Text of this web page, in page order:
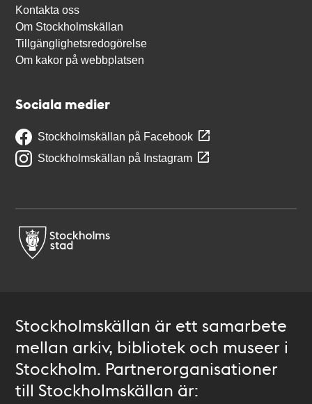
Kontakta oss
Om Stockholmskällan
Tillgänglighetsredogörelse
Om kakor på webbplatsen
Sociala medier
Stockholmskällan på Facebook
Stockholmskällan på Instagram
Stockholmskällan är ett samarbete
mellan arkiv, bibliotek och museer i
Stockholm. Partnerorganisationer
till Stockholmskällan är: